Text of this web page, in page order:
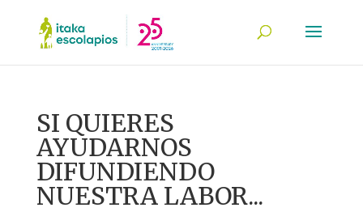
SI QUIERES
AYUDARNOS
DIFUNDIENDO
NUESTRA LABOR...